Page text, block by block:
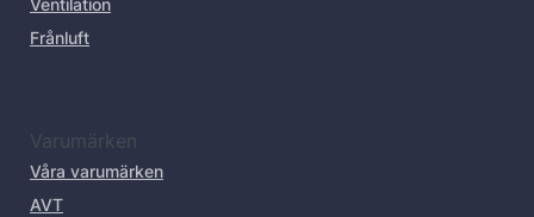
Ventilation
Frånluft
Varumärken
Våra varumärken
AVT